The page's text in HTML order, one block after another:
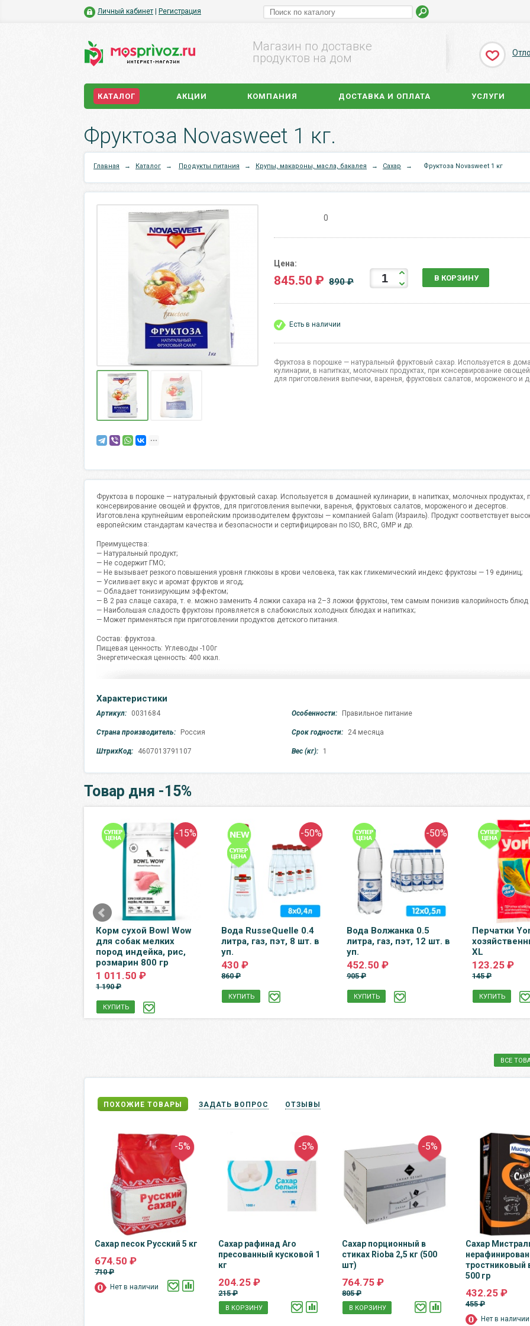
Личный кабинет Регистрация
Магазин по доставке
продуктов на дом
КАТАЛОГ АКЦИИ КОМПАНИЯ ДОСТАВКА И ОПЛАТА УСЛУГИ
Фруктоза Novasweet 1 кг.
Главная → Каталог → Продукты питания → Крупы, макароны, масла, бакалея → Сахар → Фруктоза Novasweet 1 кг
0
Цена:
845.50 ₽ 890 ₽ В КОРЗИНУ
Есть в наличии
Фруктоза в порошке — натуральный фруктовый сахар. Используется в
кулинарии, в напитках, молочных продуктах, при консервирование
для приготовления выпечки, варенья, фруктовых салатов, мороженого и
Фруктоза в порошке — натуральный фруктовый сахар. Используется в домашней кулинарии, в напитках, молочных продуктах,
консервирование овощей и фруктов, для приготовления выпечки, варенья, фруктовых салатов, мороженого и десертов.
Изготовлена крупнейшим европейским производителем фруктозы — компанией Galam (Израиль). Продукт соответствует
европейским стандартам качества и безопасности и сертифицирован по ISO, BRC, GMP и др.
Преимущества:
— Натуральный продукт;
— Не содержит ГМО;
— Не вызывает резкого повышения уровня глюкозы в крови человека, так как гликемический индекс фруктозы — 19 единиц;
— Усиливает вкус и аромат фруктов и ягод;
— Обладает тонизирующим эффектом;
— В 2 раз слаще сахара, т. е. можно заменить 4 ложки сахара на 2–3 ложки фруктозы, тем самым понизив калорийность блюд
— Наибольшая сладость фруктозы проявляется в слабокислых холодных блюдах и напитках;
— Может применяться при приготовлении продуктов детского питания.
Состав: фруктоза.
Пищевая ценность: Углеводы -100г
Энергетическая ценность: 400 ккал.
Характеристики
Артикул: 0031684 Особенности: Правильное питание
Страна производитель: Россия Срок годности: 24 месяца
ШтрихКод: 4607013791107 Вес (кг): 1
Товар дня -15%
-15%
Корм сухой Bowl Wow
для собак мелких
пород индейка, рис,
розмарин 800 гр
1 011.50 ₽
1 190 ₽
КУПИТЬ
-50%
Вода RusseQuelle 0.4
литра, газ, пэт, 8 шт. в
уп.
430 ₽
860 ₽
КУПИТЬ
-50%
Вода Волжанка 0.5
литра, газ, пэт, 12 шт. в
уп.
452.50 ₽
905 ₽
КУПИТЬ
Перчатки
XL
123.25 ₽
145 ₽
КУПИТЬ
ВСЕ
ПОХОЖИЕ ТОВАРЫ ЗАДАТЬ ВОПРОС ОТЗЫВЫ
-5%
Сахар песок Русский 5 кг
674.50 ₽
710 ₽
Нет в наличии
-5%
Сахар рафинад Aro
пресованный кусковой 1
кг
204.25 ₽
215 ₽
В КОРЗИНУ
-5%
Сахар порционный в
стиках Rioba 2,5 кг (500
шт)
764.75 ₽
805 ₽
В КОРЗИНУ
Сахар
тростниковый
500 гр
432.25 ₽
455 ₽
Нет в наличии